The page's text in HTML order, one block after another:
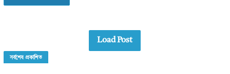
Load Post
সর্বশেষ প্রকাশিত